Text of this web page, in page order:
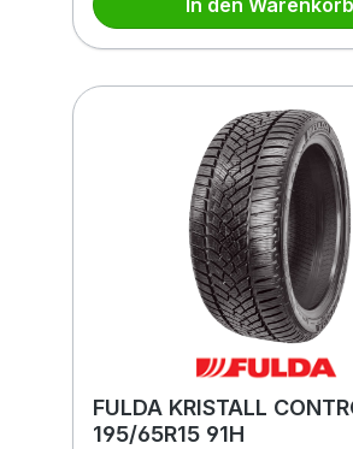
In den Warenkorb
FULDA KRISTALL
195/65R15 91H